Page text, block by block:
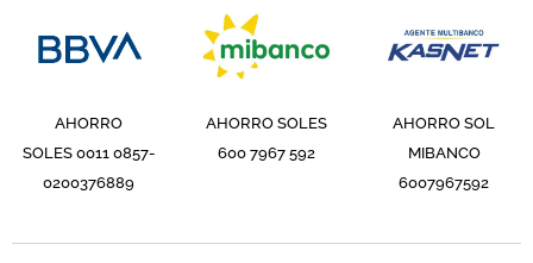
AHORRO
SOLES 0011 0857-
0200376889
AHORRO SOLES
600 7967 592
AHORRO SOL
MIBANCO
6007967592